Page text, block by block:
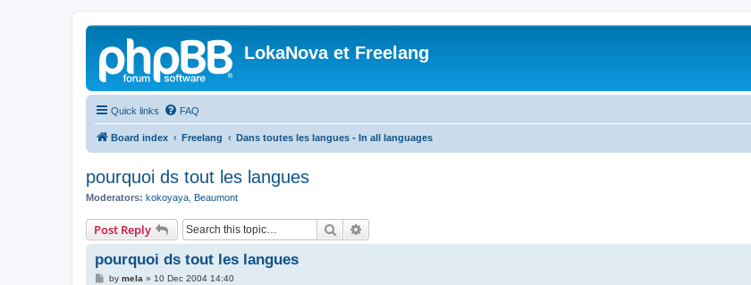
LokaNova et Freelang
Quick links FAQ
Board index Freelang Dans toutes les langues - In all languages
pourquoi ds tout les langues
Moderators: kokoyaya Beaumont
Post Reply Search
pourquoi ds tout les langues
Pby mela » 10 Dec 2004 14:40